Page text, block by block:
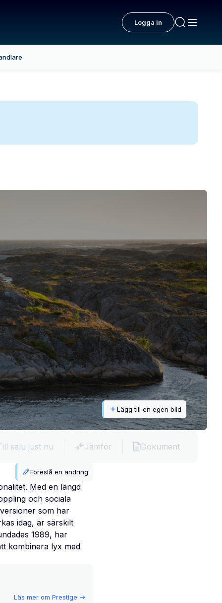
Logga in
Lägg till en egen bild
salu just nu Jämför Dokument
Föreslå en ändring
Med en längd
och sociala
som har
idag, är särskilt
1989, har
kombinera lyx med
Läs mer om Prestige ->